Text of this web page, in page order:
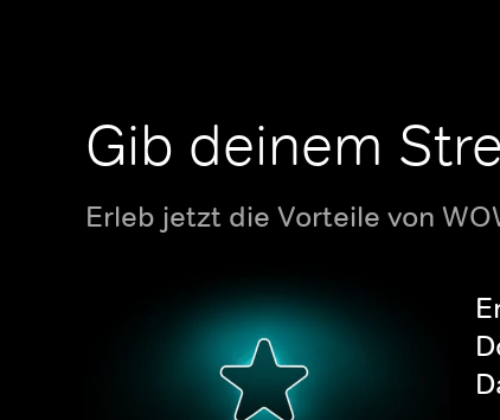
Gib deinem
Erleb jetzt die Vorteile von